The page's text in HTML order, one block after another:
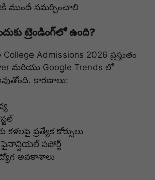
ముందే సమర్పించాలి
ట్రెండింగ్‌లో ఉంది?
Admissions 2026 ప్రస్తుతం
మరియు Google Trends లో
కారణాలు:
ప్రత్యేక కోర్సులు
ఫైనాన్షియల్ సపోర్ట్
అవకాశాలు